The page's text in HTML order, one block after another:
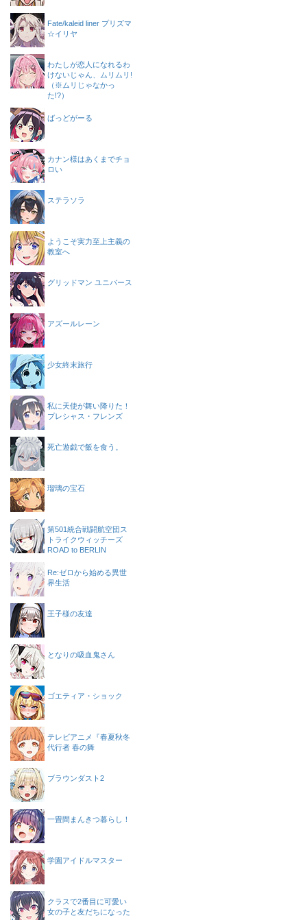
Fate/kaleid liner プリズマ
☆イリヤ
わたしが恋人になれるわ
けないじゃん、ムリムリ!
（※ムリじゃなかっ
た!?）
ばっどがーる
カナン様はあくまでチョ
ロい
ステラソラ
ようこそ実力至上主義の
教室へ
グリッドマン ユニバース
アズールレーン
少女終末旅行
私に天使が舞い降りた！
プレシャス・フレンズ
死亡遊戯で飯を食う。
瑠璃の宝石
第501統合戦闘航空団ス
トライクウィッチーズ
ROAD to BERLIN
Re:ゼロから始める異世
界生活
王子様の友達
となりの吸血鬼さん
ゴエティア・ショック
テレビアニメ『春夏秋冬
代行者 春の舞
ブラウンダスト2
一畳間まんきつ暮らし！
学園アイドルマスター
クラスで2番目に可愛い
女の子と友だちになった